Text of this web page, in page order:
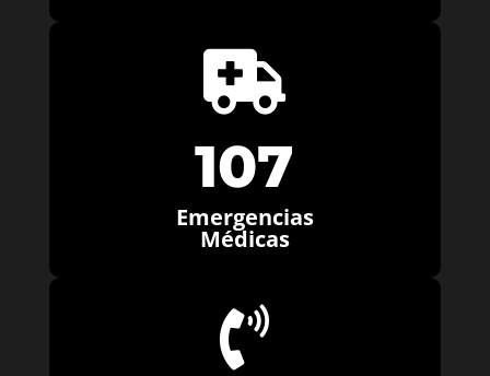

107
Emergencias
Médicas
